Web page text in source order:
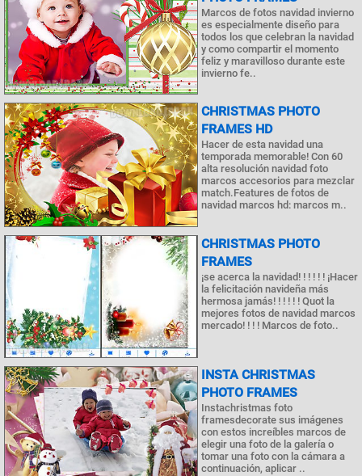
Marcos de fotos navidad invierno
es especialmente diseño para
todos los que celebran la navidad
y como compartir el momento
feliz y maravilloso durante este
invierno fe..
CHRISTMAS PHOTO
FRAMES HD
Hacer de esta navidad una
temporada memorable! Con 60
alta resolución navidad foto
marcos accesorios para mezclar
match.Features de fotos de
navidad marcos hd: marcos m..
CHRISTMAS PHOTO
FRAMES
¡se acerca la navidad! ! ! ! ! ! ¡Hacer
la felicitación navideña más
hermosa jamás! ! ! ! ! ! Quot la
mejores fotos de navidad marcos
mercado! ! ! ! Marcos de foto..
INSTA CHRISTMAS
PHOTO FRAMES
Instachristmas foto
framesdecorate sus imágenes
con estos increíbles marcos de
elegir una foto de la galería o
tomar una foto con la cámara a
continuación, aplicar ..